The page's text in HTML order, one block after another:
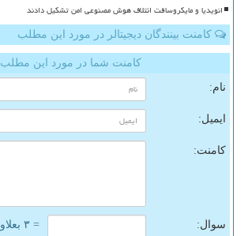
انویدیا و مایکروسافت ائتلاف هوش مصنوعی امن تشکیل دادند
کامنت بینندگان دیجیتالر در مورد این مطلب
کامنت شما در مورد این مطلب
نام:
ایمیل:
کامنت:
سوال: = ۳ بعلاوه ۳